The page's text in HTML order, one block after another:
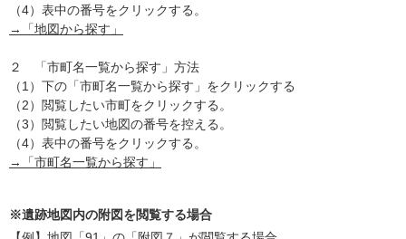
（4）表中の番号をクリックする。
→「地図から探す」
２ 「市町名一覧から探す」方法
（1）下の「市町名一覧から探す」をクリックする
（2）閲覧したい市町をクリックする。
（3）閲覧したい地図の番号を控える。
（4）表中の番号をクリックする。
→「市町名一覧から探す」
※遺跡地図内の附図を閲覧する場合